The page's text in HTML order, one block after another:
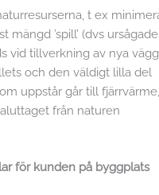
t ex
mängd ’spill’ (dvs
vid tillverkning av nya
och den väldigt lilla del
uppstår går till
från naturen
för kunden på byggplats